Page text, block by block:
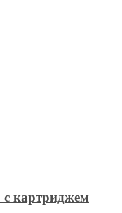
картриджем